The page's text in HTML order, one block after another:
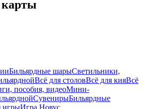
Бильярдные шарыСветильники,
Всё для столовВсё для кияВсё
пособия, видеоМини-
СувенирыБильярдные
игрыИгра Новус